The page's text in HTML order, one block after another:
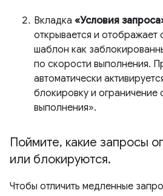
Вкладка «Условия
открывается и отображает
шаблон как
по скорости выполнения.
автоматически
блокировку и ограничение
выполнения».
Поймите, какие запросы
или блокируются.
Чтобы отличить медленные